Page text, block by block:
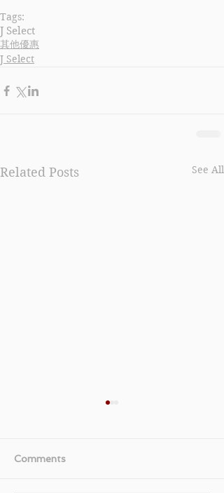
Tags:
J Select
其他優惠
J Select
Related Posts See All
Comments